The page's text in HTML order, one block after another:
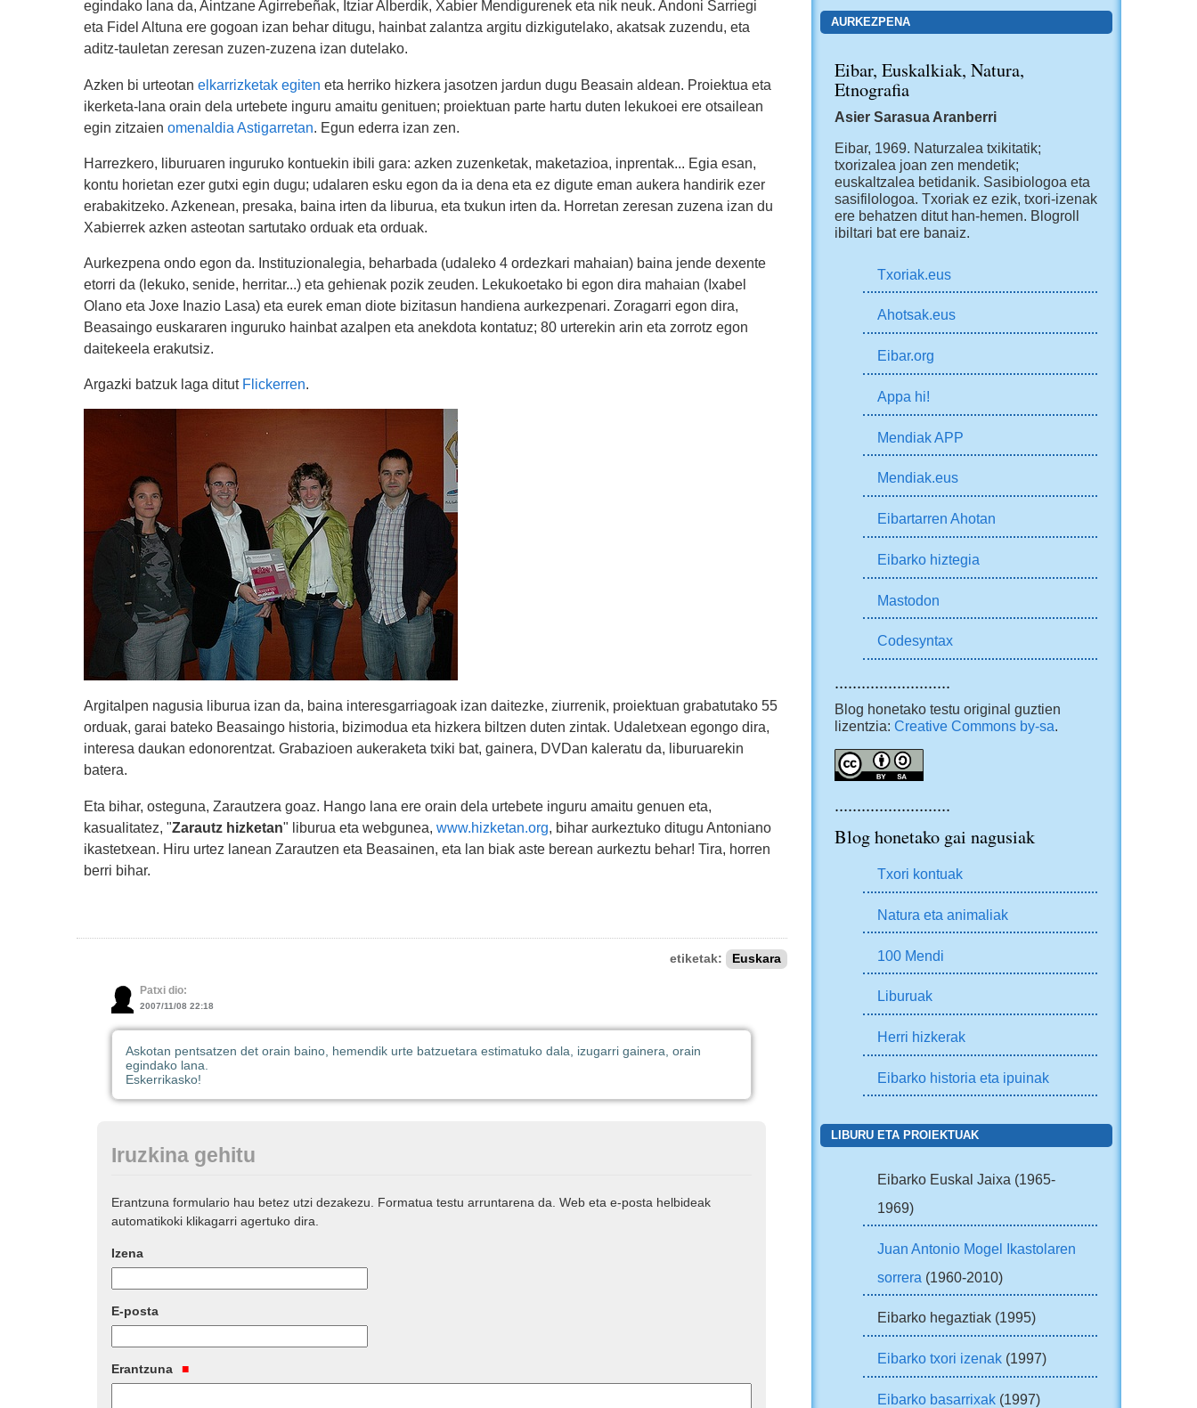
egindako lana da, Aintzane Agirrebeñak, Itziar Alberdik, Xabier Mendigurenek eta nik neuk. Andoni Sarriegi
eta Fidel Altuna ere gogoan izan behar ditugu, hainbat zalantza argitu dizkigutelako, akatsak zuzendu, eta
aditz-tauletan zeresan zuzen-zuzena izan dutelako.
Azken bi urteotan elkarrizketak egiten eta herriko hizkera jasotzen jardun dugu Beasain aldean. Proiektua eta
ikerketa-lana orain dela urtebete inguru amaitu genituen; proiektuan parte hartu duten lekukoei ere otsailean
egin zitzaien omenaldia Astigarretan . Egun ederra izan zen.
Harrezkero, liburuaren inguruko kontuekin ibili gara: azken zuzenketak, maketazioa, inprentak... Egia esan,
kontu horietan ezer gutxi egin dugu; udalaren esku egon da ia dena eta ez digute eman aukera handirik ezer
erabakitzeko. Azkenean, presaka, baina irten da liburua, eta txukun irten da. Horretan zeresan zuzena izan du
Xabierrek azken asteotan sartutako orduak eta orduak.
Aurkezpena ondo egon da. Instituzionalegia, beharbada (udaleko 4 ordezkari mahaian) baina jende dexente
etorri da (lekuko, senide, herritar...) eta gehienak pozik zeuden. Lekukoetako bi egon dira mahaian (Ixabel
Olano eta Joxe Inazio Lasa) eta eurek eman diote bizitasun handiena aurkezpenari. Zoragarri egon dira,
Beasaingo euskararen inguruko hainbat azalpen eta anekdota kontatuz; 80 urterekin arin eta zorrotz egon
daitekeela erakutsiz.
Argazki batzuk laga ditut Flickerren.
Argitalpen nagusia liburua izan da, baina interesgarriagoak izan daitezke, ziurrenik, proiektuan grabatutako 55
orduak, garai bateko Beasaingo historia, bizimodua eta hizkera biltzen duten zintak. Udaletxean egongo dira,
interesa daukan edonorentzat. Grabazioen aukeraketa txiki bat, gainera, DVDan kaleratu da, liburuarekin
batera.
Eta bihar, osteguna, Zarautzera goaz. Hango lana ere orain dela urtebete inguru amaitu genuen eta,
kasualitatez, "Zarautz hizketan" liburua eta webgunea, www.hizketan.org, bihar aurkeztuko ditugu Antoniano
ikastetxean. Hiru urtez lanean Zarautzen eta Beasainen, eta lan biak aste berean aurkeztu behar! Tira, horren
berri bihar.
etiketak: Euskara
Patxi dio:
2007/11/08 22:18
Askotan pentsatzen det orain baino, hemendik urte batzuetara estimatuko dala, izugarri gainera, orain
egindako lana.
Eskerrikasko!
Iruzkina gehitu
Erantzuna formulario hau betez utzi dezakezu. Formatua testu arruntarena da. Web eta e-posta helbideak
automatikoki klikagarri agertuko dira.
Izena
E-posta
Erantzuna
AURKEZPENA
Eibar, Euskalkiak, Natura,
Etnografia
Asier Sarasua Aranberri
Eibar, 1969. Naturzalea txikitatik;
txorizalea joan zen mendetik;
euskaltzalea betidanik. Sasibiologoa eta
sasifilologoa. Txoriak ez ezik, txori-izenak
ere behatzen ditut han-hemen. Blogroll
ibiltari bat ere banaiz.
Txoriak.eus
Ahotsak.eus
Eibar.org
Appa hi!
Mendiak APP
Mendiak.eus
Eibartarren Ahotan
Eibarko hiztegia
Mastodon
Codesyntax
..........................
Blog honetako testu original guztien
lizentzia: Creative Commons by-sa.
..........................
Blog honetako gai nagusiak
Txori kontuak
Natura eta animaliak
100 Mendi
Liburuak
Herri hizkerak
Eibarko historia eta ipuinak
LIBURU ETA PROIEKTUAK
Eibarko Euskal Jaixa (1965-
1969)
Juan Antonio Mogel Ikastolaren
sorrera (1960-2010)
Eibarko hegaztiak (1995)
Eibarko txori izenak (1997)
Eibarko basarrixak (1997)